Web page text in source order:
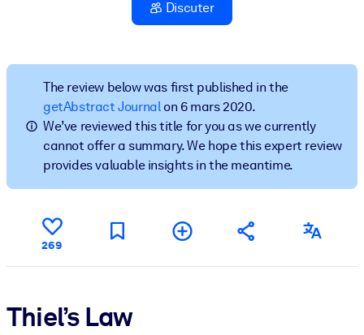
Intégrez des connaissances vérifiées et concises dans votre
LMS/LXP pour de meilleurs résultats d'apprentissage.
Pour bibliothèques d'entreprise
Enrichissez votre bibliothèque d'entreprise avec des
Pour les systèmes d’IA
Alimentez vos systèmes d'IA avec des connaissances fiables et
structurées pour améliorer les résultats.
Discuter
The review below was first published in the
getAbstract Journalon 6 mars 2020.
We’ve reviewed this title for you as we currently
cannot offer a summary. We hope this expert review
provides valuable insights in the meantime.
269
Thiel’s Law